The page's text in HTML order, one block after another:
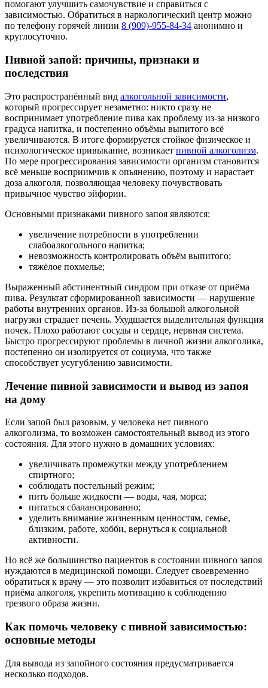
помогают улучшить самочувствие и справиться с
зависимостью. Обратиться в наркологический центр можно
по телефону горячей линии 8 (909)-955-84-34 анонимно и
круглосуточно.
Пивной запой: причины, признаки и
последствия
Это распространённый вид алкогольной зависимости,
который прогрессирует незаметно: никто сразу не
воспринимает употребление пива как проблему из-за низкого
градуса напитка, и постепенно объёмы выпитого всё
увеличиваются. В итоге формируется стойкое физическое и
психологическое привыкание, возникает пивной алкоголизм.
По мере прогрессирования зависимости организм становится
всё меньше восприимчив к опьянению, поэтому и нарастает
доза алкоголя, позволяющая человеку почувствовать
привычное чувство эйфории.
Основными признаками пивного запоя являются:
увеличение потребности в употреблении
слабоалкогольного напитка;
невозможность контролировать объём выпитого;
тяжёлое похмелье;
Выраженный абстинентный синдром при отказе от приёма
пива. Результат сформированной зависимости — нарушение
работы внутренних органов. Из-за большой алкогольной
нагрузки страдает печень. Ухудшается выделительная функция
почек. Плохо работают сосуды и сердце, нервная система.
Быстро прогрессируют проблемы в личной жизни алкоголика,
постепенно он изолируется от социума, что также
способствует усугублению зависимости.
Лечение пивной зависимости и вывод из запоя
на дому
Если запой был разовым, у человека нет пивного
алкоголизма, то возможен самостоятельный вывод из этого
состояния. Для этого нужно в домашних условиях:
увеличивать промежутки между употреблением
спиртного;
соблюдать постельный режим;
пить больше жидкости — воды, чая, морса;
питаться сбалансированно;
уделить внимание жизненным ценностям, семье,
близким, работе, хобби, вернуться к социальной
активности.
Но всё же большинство пациентов в состоянии пивного запоя
нуждаются в медицинской помощи. Следует своевременно
обратиться к врачу — это позволит избавиться от последствий
приёма алкоголя, укрепить мотивацию к соблюдению
трезвого образа жизни.
Как помочь человеку с пивной зависимостью:
основные методы
Для вывода из запойного состояния предусматривается
несколько подходов.